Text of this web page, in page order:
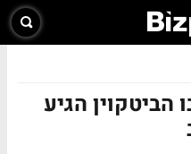
הביטקוין הגיע